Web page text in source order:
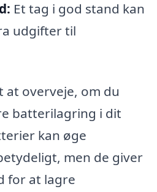
Et tag i god stand kan
udgifter til
at overveje, om du
batterilagring i dit
kan øge
men de giver
for at lagre